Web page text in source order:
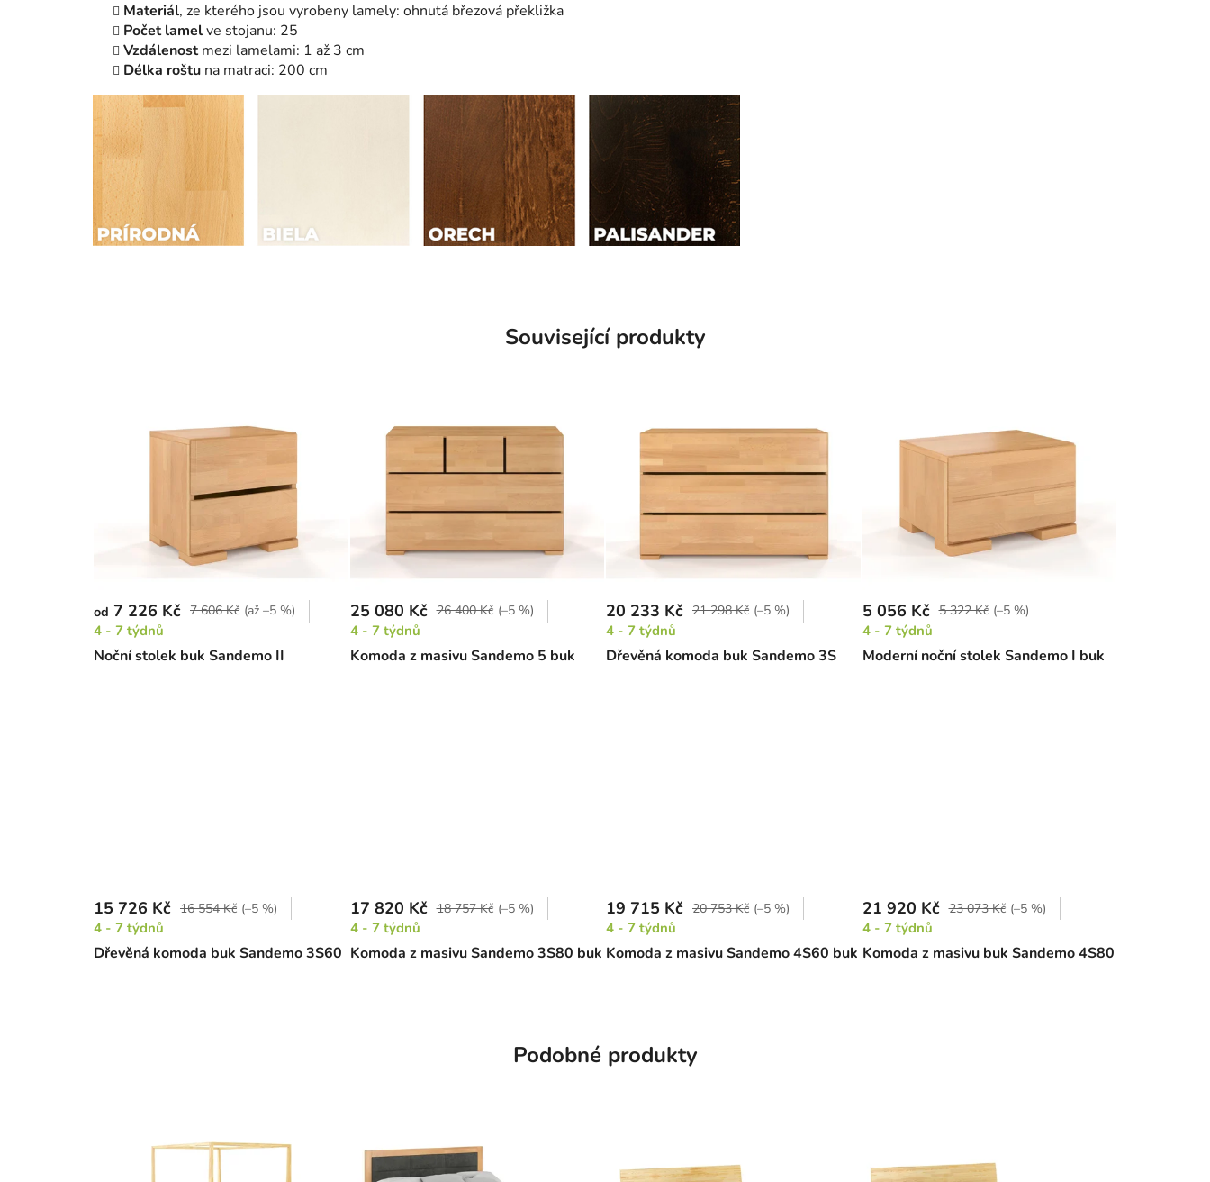
Materiál, ze kterého jsou vyrobeny lamely: ohnutá březová překližka
Počet lamelve stojanu: 25
Vzdálenostmezi lamelami: 1 až 3 cm
Délka roštu na matraci: 200 cm
Související produkty
Noční stolek buk Sandemo II
od 7 226 Kč 7 606 Kč (až –5 %)
4 - 7 týdnů
Komoda z masivu Sandemo 5 buk
25 080 Kč 26 400 Kč (–5 %)
4 - 7 týdnů
Dřevěná komoda buk Sandemo 3S
20 233 Kč 21 298 Kč (–5 %)
4 - 7 týdnů
Moderní noční stolek Sandemo I buk
5 056 Kč 5 322 Kč (–5 %)
4 - 7 týdnů
Dřevěná komoda buk Sandemo 3S60
15 726 Kč 16 554 Kč (–5 %)
4 - 7 týdnů
Komoda z masivu Sandemo 3S80 buk
17 820 Kč 18 757 Kč (–5 %)
4 - 7 týdnů
Komoda z masivu Sandemo 4S60 buk
19 715 Kč 20 753 Kč (–5 %)
4 - 7 týdnů
Komoda z masivu buk Sandemo 4S80
21 920 Kč 23 073 Kč (–5 %)
4 - 7 týdnů
Podobné produkty